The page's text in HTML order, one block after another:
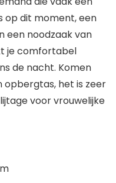
op dit moment, een
een noodzaak van
je comfortabel
de nacht. Komen
het is zeer
voor vrouwelijke